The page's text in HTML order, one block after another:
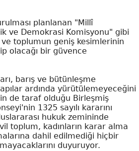
planlanan "Millî
ve Demokrasi Komisyonu" gibi
ve toplumun geniş kesimlerinin
olacağı bir güvence
barış ve bütünleşme
ardında yürütülemeyeceğini
de taraf olduğu Birleşmiş
1325 sayılı kararını
hukuk zemininde
toplum, kadınların karar alma
dahil edilmediği hiçbir
duyuruyor.